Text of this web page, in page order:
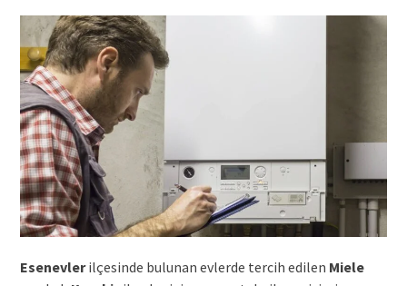
Esenevlerilçesinde bulunan evlerde tercih edilen Miele